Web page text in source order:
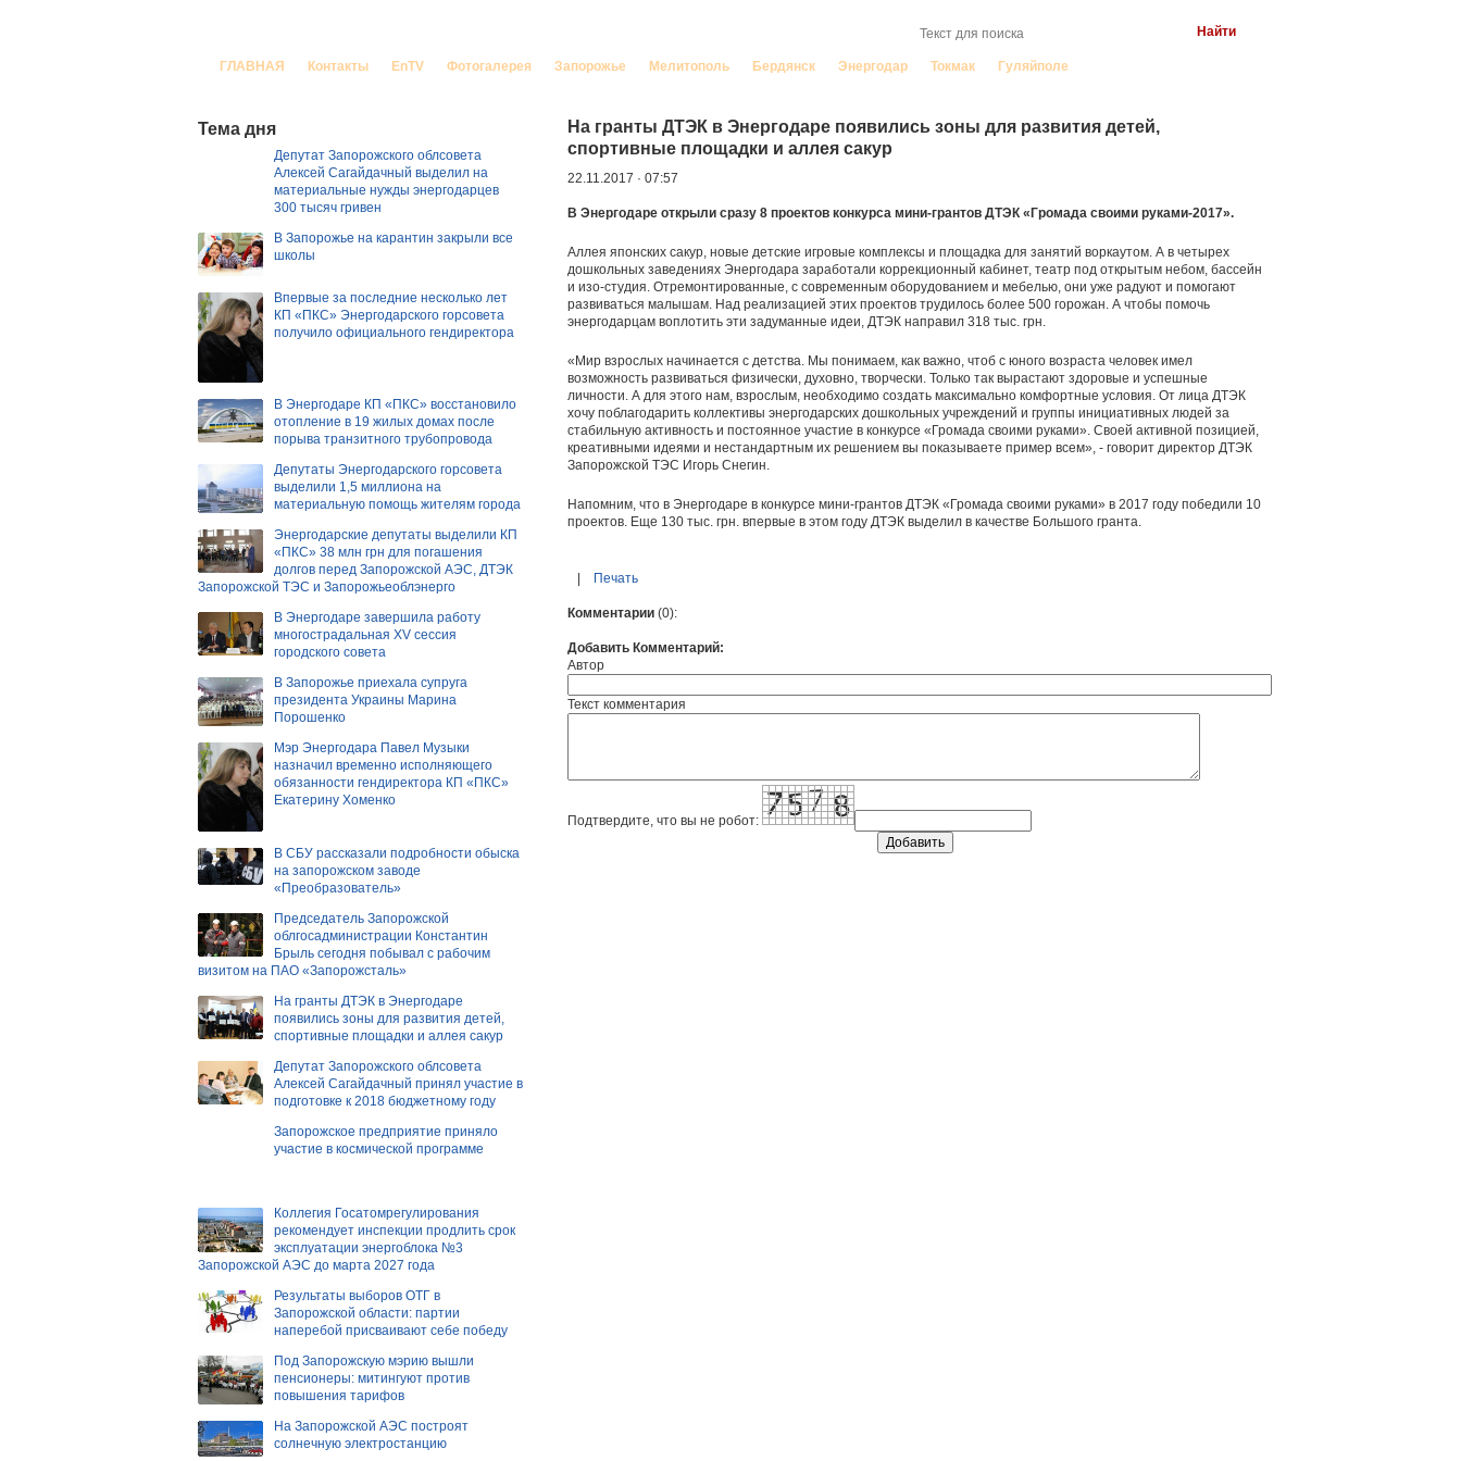
ГЛАВНАЯ Контакты EnTV Фотогалерея Запорожье Мелитополь Бердянск Энергодар Токмак Гуляйполе
Тема дня
Депутат Запорожского облсовета
Алексей Сагайдачный выделил на
материальные нужды энергодарцев
300 тысяч гривен
В Запорожье на карантин закрыли все
школы
Впервые за последние несколько лет
КП «ПКС» Энергодарского горсовета
получило официального гендиректора
В Энергодаре КП «ПКС» восстановило
отопление в 19 жилых домах после
порыва транзитного трубопровода
Депутаты Энергодарского горсовета
выделили 1,5 миллиона на
материальную помощь жителям города
Энергодарские депутаты выделили КП
«ПКС» 38 млн грн для погашения
долгов перед Запорожской АЭС, ДТЭК
Запорожской ТЭС и Запорожьеоблэнерго
В Энергодаре завершила работу
многострадальная ХV сессия
городского совета
В Запорожье приехала супруга
президента Украины Марина
Порошенко
Мэр Энергодара Павел Музыки
назначил временно исполняющего
обязанности гендиректора КП «ПКС»
Екатерину Хоменко
В СБУ рассказали подробности обыска
на запорожском заводе
«Преобразователь»
Председатель Запорожской
облгосадминистрации Константин
Брыль сегодня побывал с рабочим
визитом на ПАО «Запорожсталь»
На гранты ДТЭК в Энергодаре
появились зоны для развития детей,
спортивные площадки и аллея сакур
Депутат Запорожского облсовета
Алексей Сагайдачный принял участие в
подготовке к 2018 бюджетному году
Запорожское предприятие приняло
участие в космической программе
Коллегия Госатомрегулирования
рекомендует инспекции продлить срок
эксплуатации энергоблока №3
Запорожской АЭС до марта 2027 года
Результаты выборов ОТГ в
Запорожской области: партии
наперебой присваивают себе победу
Под Запорожскую мэрию вышли
пенсионеры: митингуют против
повышения тарифов
На Запорожской АЭС построят
солнечную электростанцию
На гранты ДТЭК в Энергодаре появились зоны для развития детей,
спортивные площадки и аллея сакур
22.11.2017 · 07:57
В Энергодаре открыли сразу 8 проектов конкурса мини-грантов ДТЭК «Громада своими руками-2017».
Аллея японских сакур, новые детские игровые комплексы и площадка для занятий воркаутом. А в четырех
дошкольных заведениях Энергодара заработали коррекционный кабинет, театр под открытым небом, бассейн
и изо-студия. Отремонтированные, с современным оборудованием и мебелью, они уже радуют и помогают
развиваться малышам. Над реализацией этих проектов трудилось более 500 горожан. А чтобы помочь
энергодарцам воплотить эти задуманные идеи, ДТЭК направил 318 тыс. грн.
«Мир взрослых начинается с детства. Мы понимаем, как важно, чтоб с юного возраста человек имел
возможность развиваться физически, духовно, творчески. Только так вырастают здоровые и успешные
личности. А для этого нам, взрослым, необходимо создать максимально комфортные условия. От лица ДТЭК
хочу поблагодарить коллективы энергодарских дошкольных учреждений и группы инициативных людей за
стабильную активность и постоянное участие в конкурсе «Громада своими руками». Своей активной позицией,
креативными идеями и нестандартным их решением вы показываете пример всем», - говорит директор ДТЭК
Запорожской ТЭС Игорь Снегин.
Напомним, что в Энергодаре в конкурсе мини-грантов ДТЭК «Громада своими руками» в 2017 году победили 10
проектов. Еще 130 тыс. грн. впервые в этом году ДТЭК выделил в качестве Большого гранта.
Печать
Комментарии (0):
Добавить Комментарий:
Автор
Текст комментария
Подтвердите, что вы не робот: